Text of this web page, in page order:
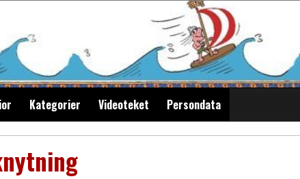
Kategorier Videoteket Persondata